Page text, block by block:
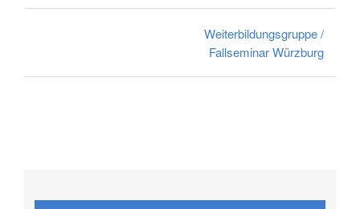
Weiterbildungsgruppe /
Fallseminar Würzburg